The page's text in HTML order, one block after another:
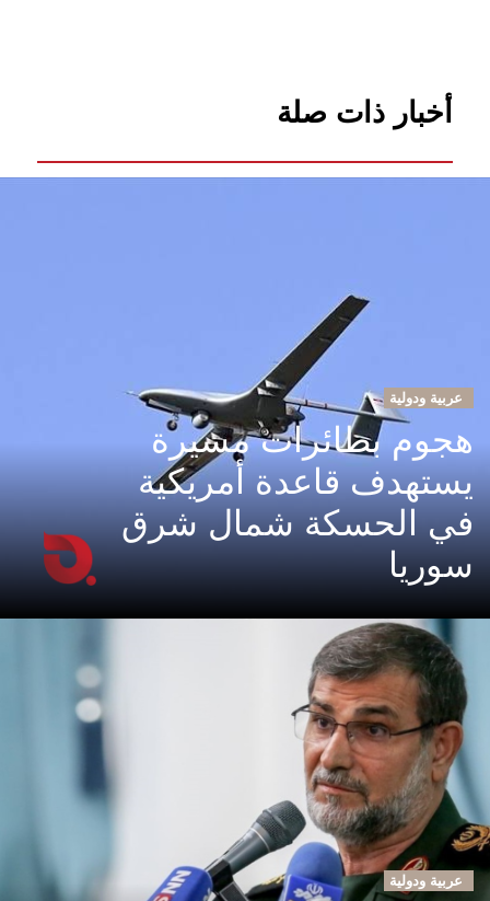
أخبار ذات صلة
عربية ودولية
هجوم بطائرات مسيرة
يستهدف قاعدة أمريكية
في الحسكة شمال شرق
سوريا
عربية ودولية